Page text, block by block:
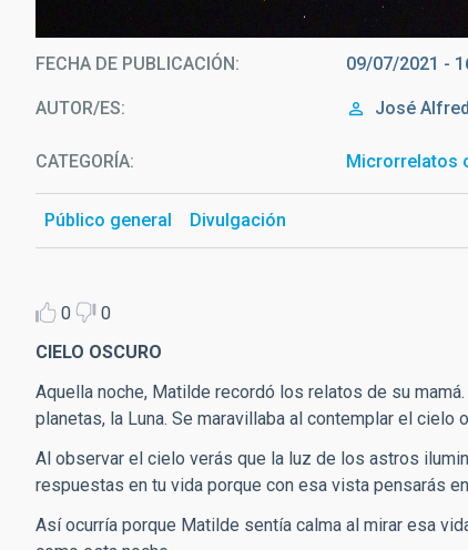
FECHA DE PUBLICACIÓN 09/07/2021 -
AUTOR/ES José
CATEGORÍA Microrrelatos
Público general Divulgación
0
0
CIELO OSCURO
Aquella noche, Matilde recordó los relatos de su
planetas, la Luna. Se maravillaba al contemplar el cielo
Al observar el cielo verás que la luz de los astros
respuestas en tu vida porque con esa vista pensarás
Así ocurría porque Matilde sentía calma al mirar esa